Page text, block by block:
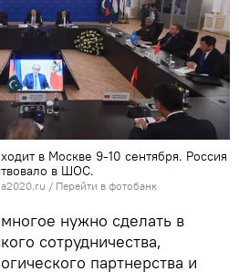
в Москве 9-10 сентября. Россия
в ШОС.
/ Перейти в фотобанк
нужно сделать в
сотрудничества,
партнерства и